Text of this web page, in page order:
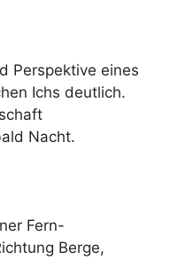
Perspektive eines
Ichs deutlich.
Nacht.
Fern-
Berge,